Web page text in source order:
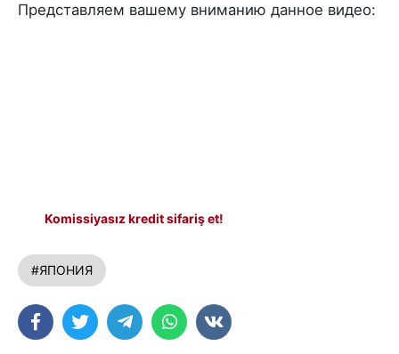
Представляем вашему вниманию данное видео:
Komissiyasız kredit sifariş et!
#ЯПОНИЯ